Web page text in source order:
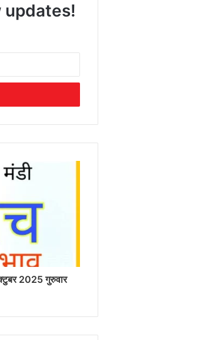
updates!
2025 गुरुवार